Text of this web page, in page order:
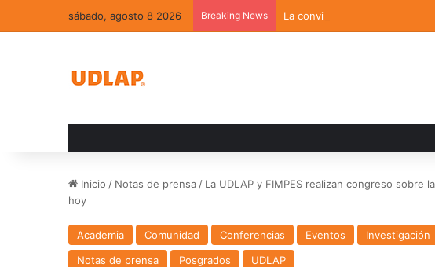
sábado, agosto 8 2026 Breaking News La convivencia familiar marca
Inicio / Notas de prensa / La UDLAP y FIMPES realizan congreso
hoy
Academia Comunidad Conferencias Eventos Investigación
Notas de prensa
Posgrados UDLAP